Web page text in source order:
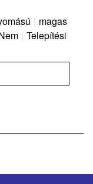
| magas
| Telepítési